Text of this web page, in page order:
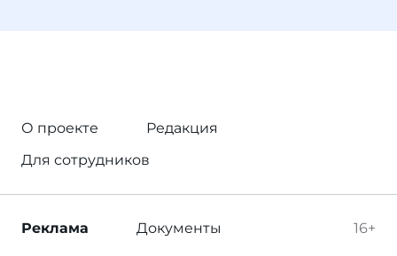
О проекте
Редакция
Для сотрудников
16+
Реклама Документы